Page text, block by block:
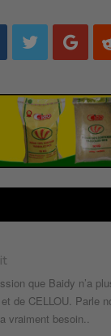
que Baidy n’a
et de CELLOU. Parle
vraiment besoin..